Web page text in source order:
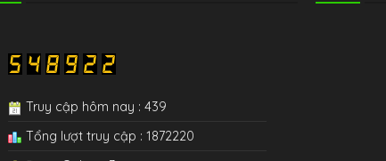
Truy cập hôm nay : 439
Tổng lượt truy cập : 1872220